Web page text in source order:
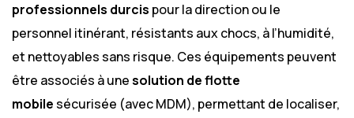
professionnels durcis pour la direction ou le
personnel itinérant, résistants aux chocs, à l’humidité,
et nettoyables sans risque. Ces équipements peuvent
être associés à unesolution de flotte
mobilesécurisée (avec MDM), permettant de localiser,